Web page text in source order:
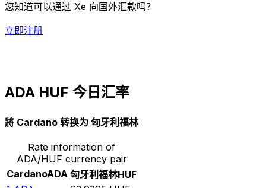
您知道可以通过 Xe 向国外汇款吗？
立即注册
ADA HUF 今日汇率
將 Cardano 转换为 匈牙利福林
Rate information of
ADA/HUF currency pair
CardanoADA 匈牙利福林HUF